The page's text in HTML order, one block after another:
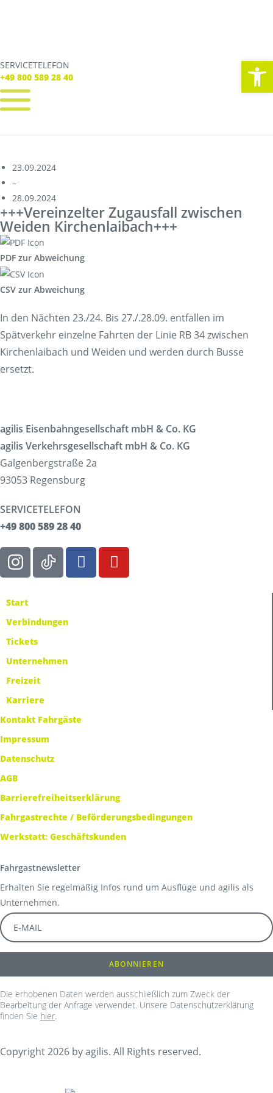
SERVICETELEFON
+49 800 589 28 40
SERVICE TELEFON
+49 800 589 28 40
Verbindungen
Tickets
Freizeit
Service
Unternehmen
23.09.2024
–
28.09.2024
+++Vereinzelter Zugausfall zwischen
Weiden Kirchenlaibach+++
PDF zur Abweichung
CSV zur Abweichung
In den Nächten 23./24. Bis 27./.28.09. entfallen im
Spätverkehr einzelne Fahrten der Linie RB 34 zwischen
Kirchenlaibach und Weiden und werden durch Busse
ersetzt.
agilis Eisenbahngesellschaft mbH & Co. KG
agilis Verkehrsgesellschaft mbH & Co. KG
Galgenbergstraße 2a
93053 Regensburg
SERVICETELEFON
+49 800 589 28 40
Start
Verbindungen
Tickets
Unternehmen
Freizeit
Karriere
Kontakt Fahrgäste
Impressum
Datenschutz
AGB
Barrierefreiheitserklärung
Fahrgastrechte / Beförderungsbedingungen
Werkstatt: Geschäftskunden
Fahrgastnewsletter
Erhalten Sie regelmäßig Infos rund um Ausflüge und agilis als
Unternehmen.
Die erhobenen Daten werden ausschließlich zum Zweck der
Bearbeitung der Anfrage verwendet. Unsere Datenschutzerklärung
finden Sie hier.
Copyright 2026 by agilis. All Rights reserved.